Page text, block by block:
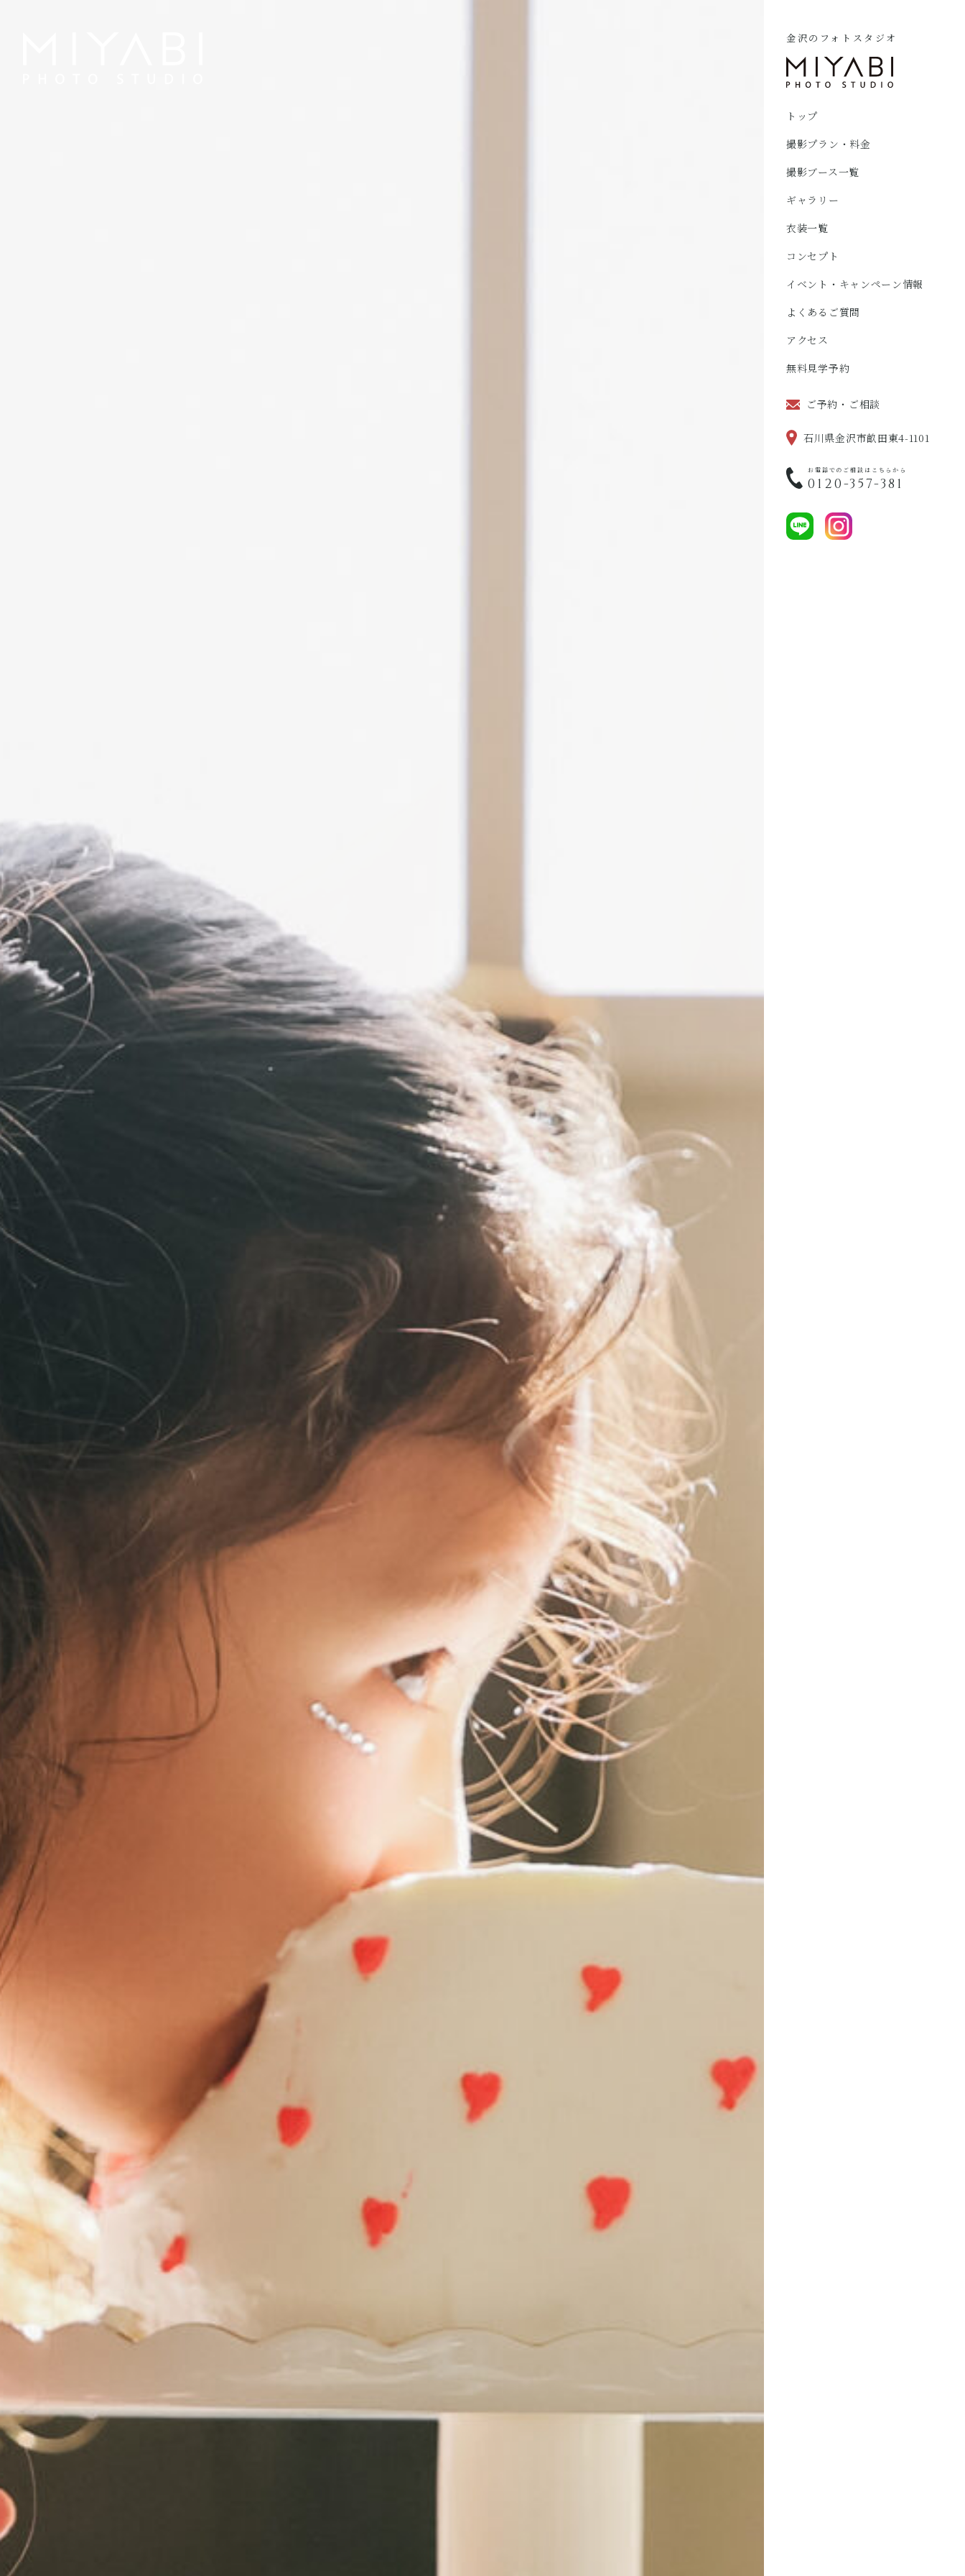
金沢のフォトスタジオ
トップ
撮影プラン・料金
撮影ブース一覧
ギャラリー
衣装一覧
コンセプト
イベント・キャンペーン情報
よくあるご質問
アクセス
無料見学予約
ご予約・ご相談
石川県金沢市畝田東4-1101
お電話でのご相談はこちらから
0120-357-381